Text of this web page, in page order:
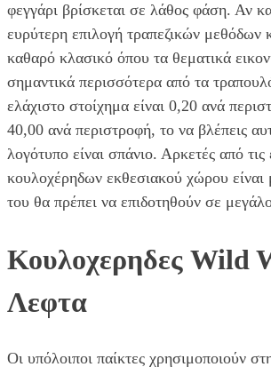
φεγγάρι βρίσκεται σε λάθος φάση. Αν
ευρύτερη επιλογή τραπεζικών μεθόδων
καθαρό κλασικό όπου τα θεματικά
σημαντικά περισσότερα από τα
ελάχιστο στοίχημα είναι 0,20 ανά
40,00 ανά περιστροφή, το να βλέπεις
λογότυπο είναι σπάνιο. Αρκετές από
κουλοχέρηδων εκθεσιακού χώρου είναι
του θα πρέπει να επιδοτηθούν σε
Κουλοχερηδες Wild
Λεφτα
Οι υπόλοιποι παίκτες χρησιμοποιούν